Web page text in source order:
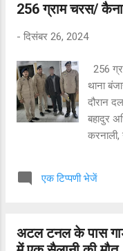
आरोपी
जाकर
रिमान्ड
परेड़
256 ग्राम चरस/
- दिसंबर 26, 2024
256
थाना
दौरान
बहादुर
करनाली,
पदार्थ
एक टिप्पणी भेजें
अटल टनल के पास